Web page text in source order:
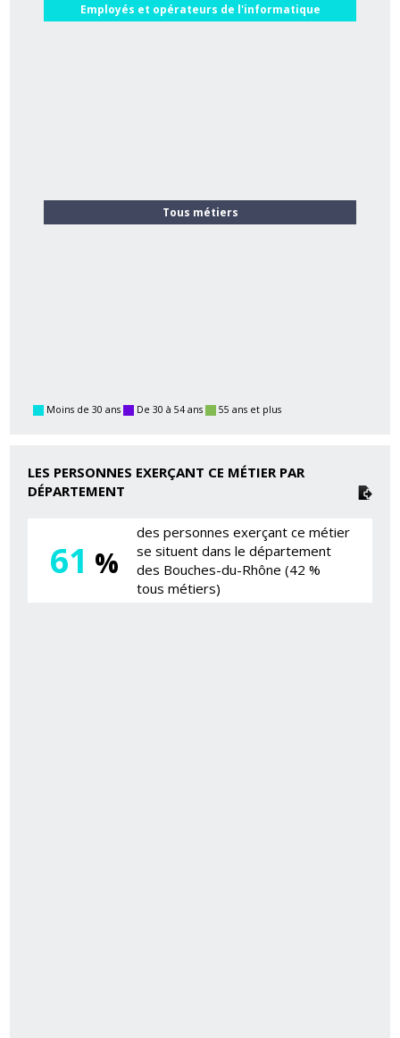
Employés et opérateurs de l'informatique
Tous métiers
Moins de 30 ans De 30 à 54 ans 55 ans et plus
LES PERSONNES EXERÇANT CE MÉTIER PAR
DÉPARTEMENT
61 %
des personnes exerçant ce métier
se situent dans le département
des Bouches-du-Rhône (42 %
tous métiers)